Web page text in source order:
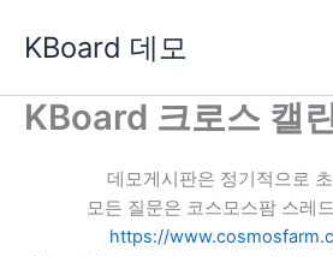
로
KBoard 데모
KBoard 크로스 캘
데모게시판은 정기적으로
모든 질문은 코스모스팜 스레
https://